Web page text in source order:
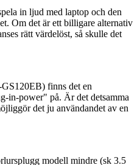
in ljud med laptop och den
Om det är ett billigare alternativ
rätt värdelöst, så skulle det
finns det en
in-power" på. Är det detsamma
det ju användandet av en
modell mindre (sk 3.5